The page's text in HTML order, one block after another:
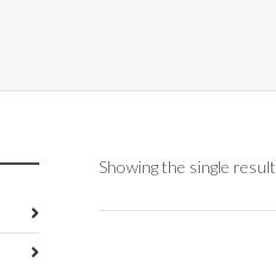
Showing the single result